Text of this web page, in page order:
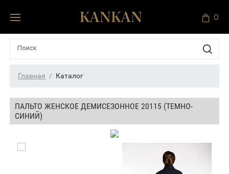
0
Главная Каталог
ПАЛЬТО ЖЕНСКОЕ ДЕМИСЕЗОННОЕ 20115 (ТЕМНО-
СИНИЙ)